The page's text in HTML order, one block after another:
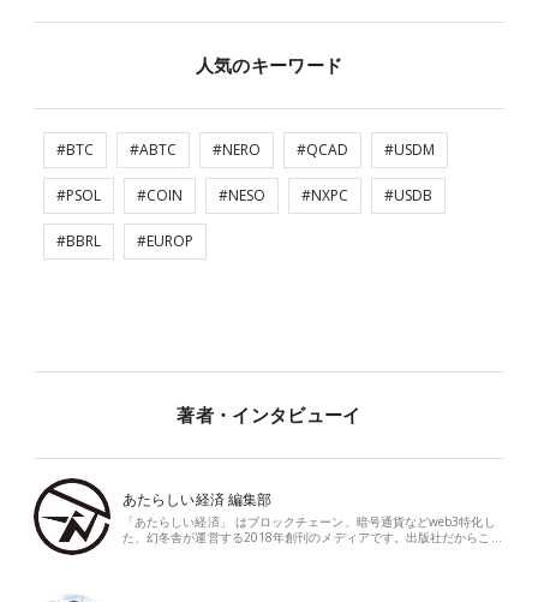
人気のキーワード
#BTC #ABTC #NERO #QCAD #USDM
#PSOL #COIN #NESO #NXPC #USDB
#BBRL #EUROP
著者・インタビューイ
あたらしい経済 編集部
「あたらしい経済」 はブロックチェーン、暗号通貨などweb3特化し
た、幻冬舎が運営する2018年創刊のメディアです。出版社だからこ…